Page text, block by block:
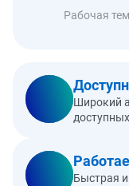
Рабочая
Широкий
Быстрая